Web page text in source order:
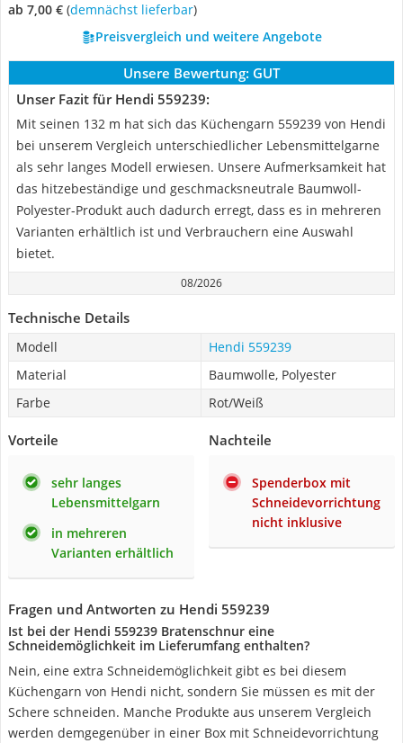
ab 7,00 € ( Demnächst lieferbar)
Preisvergleich und weitere Angebote
Unsere Bewertung: GUT
Unser Fazit für Hendi 559239:
Mit seinen 132 m hat sich das Küchengarn 559239 von Hendi
bei unserem Vergleich unterschiedlicher Lebensmittelgarne
als sehr langes Modell erwiesen. Unsere Aufmerksamkeit hat
das hitzebeständige und geschmacksneutrale Baumwoll-
Polyester-Produkt auch dadurch erregt, dass es in mehreren
Varianten erhältlich ist und Verbrauchern eine Auswahl
bietet.
08/2026
Technische Details
Modell
Hendi 559239
Material
Baumwolle, Polyester
Farbe
Rot/Weiß
Vorteile
sehr langes
Lebensmittelgarn
in mehreren
Varianten erhältlich
Nachteile
Spenderbox mit
Schneidevorrichtung
nicht inklusive
Fragen und Antworten zu Hendi 559239
Ist bei der Hendi 559239 Bratenschnur eine
Schneidemöglichkeit im Lieferumfang enthalten?
Nein, eine extra Schneidemöglichkeit gibt es bei diesem
Küchengarn von Hendi nicht, sondern Sie müssen es mit der
Schere schneiden. Manche Produkte aus unserem Vergleich
werden demgegenüber in einer Box mit Schneidevorrichtung